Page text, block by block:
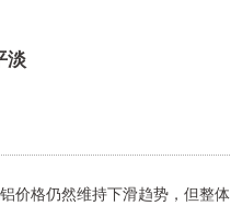
淡
价格仍然维持下滑趋势，但整体